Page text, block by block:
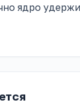
ядро